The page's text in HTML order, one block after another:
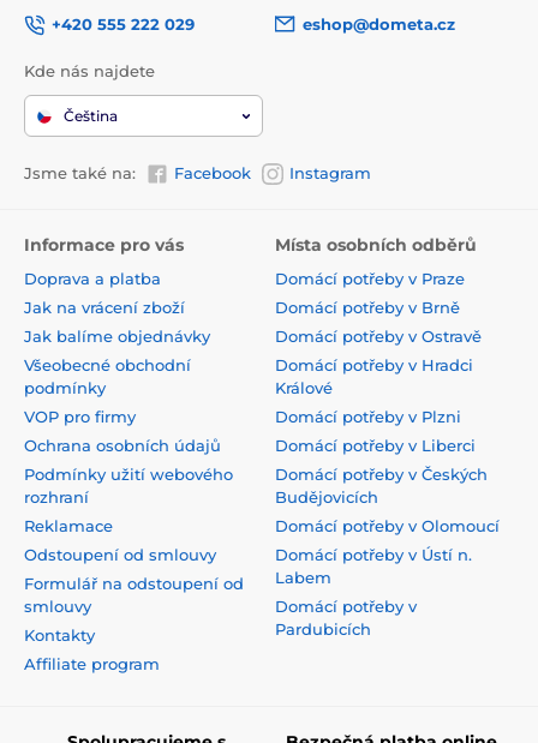
+420 555 222 029
eshop@dometa.cz
Kde nás najdete
Čeština
Jsme také na: Facebook Instagram
Informace pro vás
Doprava a platba
Jak na vrácení zboží
Jak balíme objednávky
Všeobecné obchodní
podmínky
VOP pro firmy
Ochrana osobních údajů
Podmínky užití webového
rozhraní
Reklamace
Odstoupení od smlouvy
Formulář na odstoupení od
smlouvy
Kontakty
Affiliate program
Místa osobních odběrů
Domácí potřeby v Praze
Domácí potřeby v Brně
Domácí potřeby v Ostravě
Domácí potřeby v Hradci
Králové
Domácí potřeby v Plzni
Domácí potřeby v Liberci
Domácí potřeby v Českých
Budějovicích
Domácí potřeby v Olomoucí
Domácí potřeby v Ústí n.
Labem
Domácí potřeby v
Pardubicích